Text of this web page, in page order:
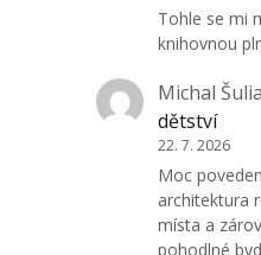
Tohle se mi
knihovnou
Michal
dětství
22. 7. 2026
Moc
architektura
místa a
pohodlné